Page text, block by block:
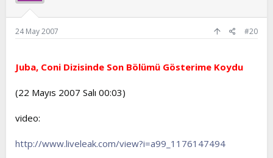
24 May 2007 #20
Juba, Coni Dizisinde Son Bölümü Gösterime Koydu
(22 Mayıs 2007 Salı 00:03)
video:
http://www.liveleak.com/view?i=a99_1176147494